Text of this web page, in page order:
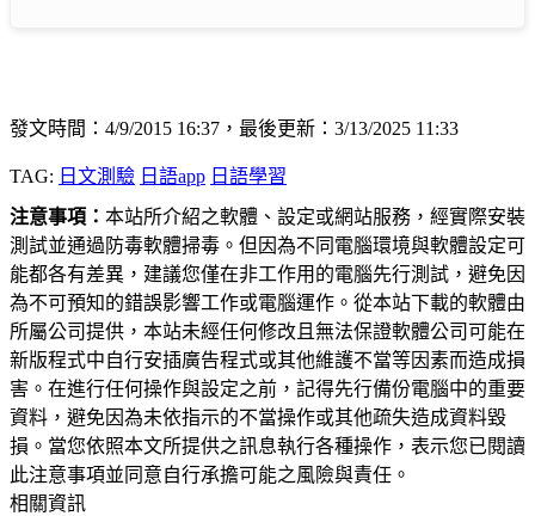
發文時間：4/9/2015 16:37，最後更新：3/13/2025 11:33
TAG: 日文測驗 日語app 日語學習
注意事項： 本站所介紹之軟體、設定或網站服務，經實際安裝
測試並通過防毒軟體掃毒。但因為不同電腦環境與軟體設定可
能都各有差異，建議您僅在非工作用的電腦先行測試，避免因
為不可預知的錯誤影響工作或電腦運作。從本站下載的軟體由
所屬公司提供，本站未經任何修改且無法保證軟體公司可能在
新版程式中自行安插廣告程式或其他維護不當等因素而造成損
害。在進行任何操作與設定之前，記得先行備份電腦中的重要
資料，避免因為未依指示的不當操作或其他疏失造成資料毀
損。當您依照本文所提供之訊息執行各種操作，表示您已閱讀
此注意事項並同意自行承擔可能之風險與責任。
相關資訊